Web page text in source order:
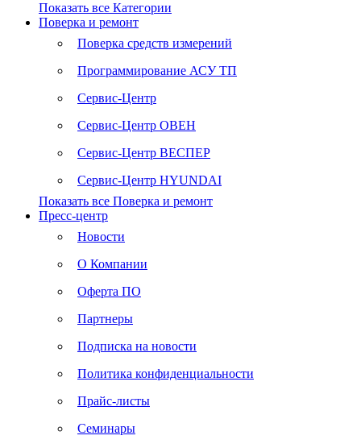
Показать все Категории
Поверка и ремонт
Поверка средств измерений
Программирование АСУ ТП
Сервис-Центр
Сервис-Центр ОВЕН
Сервис-Центр ВЕСПЕР
Сервис-Центр HYUNDAI
Показать все Поверка и ремонт
Пресс-центр
Новости
О Компании
Оферта ПО
Партнеры
Подписка на новости
Политика конфиденциальности
Прайс-листы
Семинары